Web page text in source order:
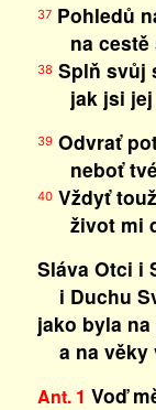
37Pohledů
na cestě
38 Splň svůj
jak jsi jej
39Odvrať
neboť tvé
40Vždyť
život mi
Sláva Otci i
i Duchu
jako byla
a na věky
Ant. 1 Voď